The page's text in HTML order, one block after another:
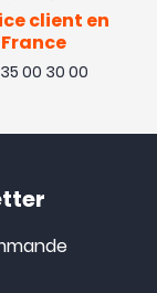
client en
France
00 30 00